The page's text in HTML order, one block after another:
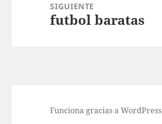
SIGUIENTE
Entrada
futbol baratas
Funciona gracias a WordPress